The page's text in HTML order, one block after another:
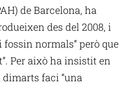
de Barcelona, ha
des del 2008, i
fossin normals” però que
Per això ha insistit en
faci “una